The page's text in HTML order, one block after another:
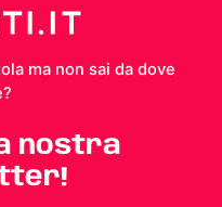
ma non sai da dove
nostra